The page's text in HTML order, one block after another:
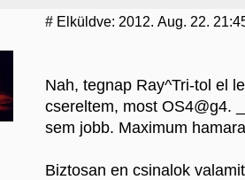
# Elküldve: 2012. Aug. 22.
Nah, tegnap Ray^Tri-tol el
csereltem, most OS4@g4.
sem jobb. Maximum
Biztosan en csinalok